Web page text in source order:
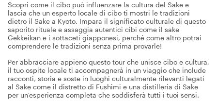
Scopri come il cibo può influenzare la cultura del Sake e
lascia che un esperto locale di cibo ti mostri le tradizioni
dietro il Sake a Kyoto. Impara il significato culturale di questo
saporito rituale e assaggia autentici cibi come il sake
Gekkeikan e i sottaceti giapponesi, perché come altro potrai
comprendere le tradizioni senza prima provarle!
Per abbracciare appieno questo tour che unisce cibo e cultura,
il tuo ospite locale ti accompagnerà in un viaggio che include
racconti, storia e soste in luoghi culturalmente rilevanti legati
al Sake come il distretto di Fushimi e una distilleria di Sake
per un'esperienza completa che soddisferà tutti i tuoi sensi.